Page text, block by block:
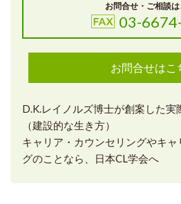
お問合せ・ご相談
03-
お問合せはこ
D.K.レイノルズ博士が創案した実
（建設的な生き方）
キャリア・カウンセリングやキ
グのことなら、日本CL学会へ